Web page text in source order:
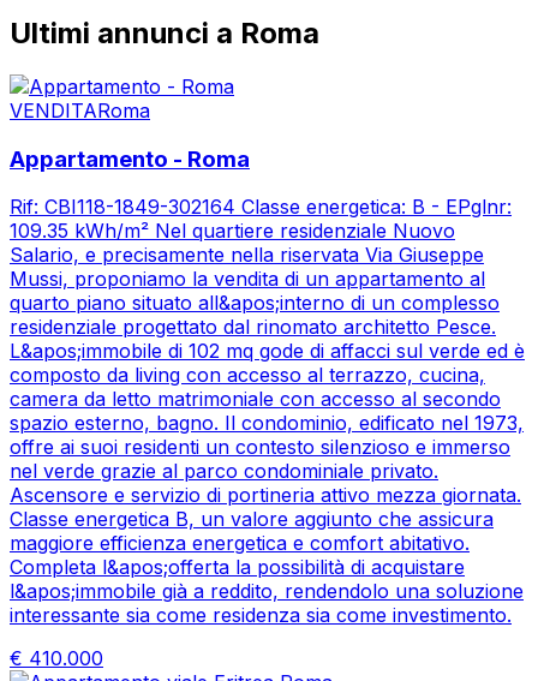
Ultimi annunci a Roma
VENDITARoma
Appartamento - Roma
Rif: CBI118-1849-302164 Classe energetica: B - EPglnr:
109.35 kWh/m² Nel quartiere residenziale Nuovo
Salario, e precisamente nella riservata Via Giuseppe
Mussi, proponiamo la vendita di un appartamento al
quarto piano situato all&apos;interno di un complesso
residenziale progettato dal rinomato architetto Pesce.
L&apos;immobile di 102 mq gode di affacci sul verde ed è
composto da living con accesso al terrazzo, cucina,
camera da letto matrimoniale con accesso al secondo
spazio esterno, bagno. Il condominio, edificato nel 1973,
offre ai suoi residenti un contesto silenzioso e immerso
nel verde grazie al parco condominiale privato.
Ascensore e servizio di portineria attivo mezza giornata.
Classe energetica B, un valore aggiunto che assicura
maggiore efficienza energetica e comfort abitativo.
Completa l&apos;offerta la possibilità di acquistare
l&apos;immobile già a reddito, rendendolo una soluzione
interessante sia come residenza sia come investimento.
€ 410.000